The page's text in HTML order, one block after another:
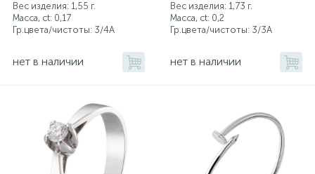
Вес изделия: 1,55 г.
Масса, ct: 0,17
Гр.цвета/чистоты: 3/4А
нет в наличии
Вес изделия: 1,73 г.
Масса, ct: 0,2
Гр.цвета/чистоты: 3/3А
нет в наличии